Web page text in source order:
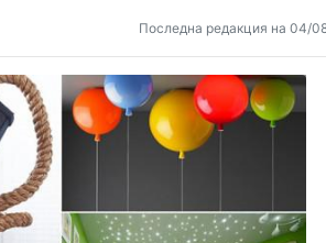
Последна редакция на 04/